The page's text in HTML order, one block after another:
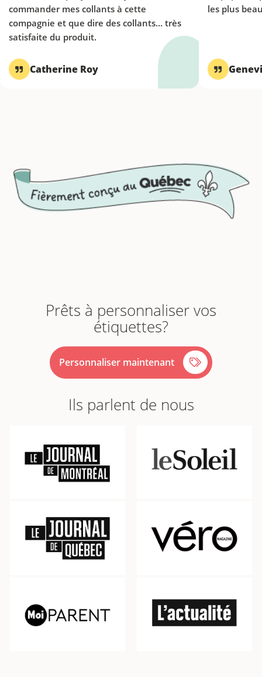
commander mes collants à cette
compagnie et que dire des collants... très
satisfaite du produit.
Catherine Roy
les plus
Prêts à personnaliser vos
étiquettes?
Personnaliser maintenant
Ils parlent de nous